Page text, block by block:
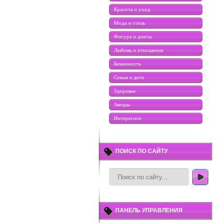
Красота и уход
Мода и стиль
Фигура и диеты
Любовь и отношения
Беменность
Семья и дети
Здоровье
Звезды
Интересное
ПОИСК ПО САЙТУ
ПАНЕЛЬ УПРАВЛЕНИЯ